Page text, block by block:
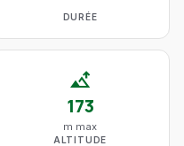
DURÉE
altitude
173
m max
ALTITUDE